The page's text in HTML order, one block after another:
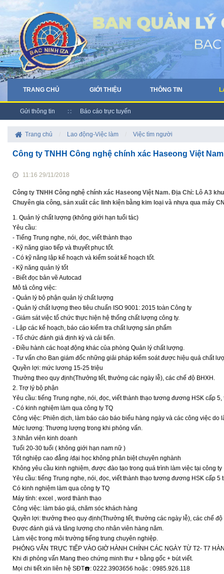
TRANG CHỦ GIỚI THIỆU THÔNG TIN
Gửi thông tin Báo cáo trực tuyến
Trang chủ Lao động-Việc làm Việc tìm người
Công ty TNHH Công nghệ chính xác Haseong Việt
11:16 29/11/2018
Công ty TNHH Công nghệ chính xác Haseong Việt Nam. Địa Chỉ: Lô A3
Chuyên gia công, sản xuất các linh kiện bằng kim loại và nhựa qua máy
1. Quản lý chất lượng (không giới hạn tuổi tác)
Yêu cầu:
- Tiếng Trung nghe, nói, đọc, viết thành thạo
- Kỹ năng giao tiếp và thuyết phục tốt.
- Có kỹ năng lập kế hoạch và kiểm soát kế hoạch tốt.
- Kỹ năng quản lý tốt
- Biết đọc bản vẽ Autocad
Mô tả công việc:
- Quản lý bộ phận quản lý chất lượng
- Quản lý chất lượng theo tiêu chuẩn ISO 9001: 2015 toàn Công ty
- Giám sát việc tổ chức thực hiện hệ thống chất lượng công ty.
- Lập các kế hoạch, báo cáo kiểm tra chất lượng sản phẩm
- Tổ chức đánh giá định kỳ và cải tiến.
- Điều hành các hoạt động khác của phòng Quản lý chất lượng.
- Tư vấn cho Ban giám đốc những giải pháp kiểm soát được hiệu quả chất
Quyền lợi: mức lương 15-25 triệu
Thưởng theo quy định(Thưởng tết, thưởng các ngày lễ), các chế độ BHXH.
2. Trợ lý bộ phận
Yêu cầu: tiếng Trung nghe, nói, đọc, viết thành thạo tương đương HSK cấp
- Có kinh nghiệm làm qua công ty TQ
Công việc: Phiên dịch, làm báo cáo báo biểu hàng ngày và các công việc do
Mức lương: Thương lượng trong khi phỏng vấn.
3.Nhân viên kinh doanh
Tuổi 20-30 tuổi ( không giới hạn nam nữ )
Tốt nghiệp cao đẳng /đại học không phân biệt chuyên nghành
Không yêu cầu kinh nghiệm, được đào tạo trong quá trình làm việc tại công ty
Yêu cầu: tiếng Trung nghe, nói, đọc, viết thành thạo tương đương HSK cấp
Có kinh nghiệm làm qua công ty TQ
Máy tính: excel , word thành thạo
Công việc: làm báo giá, chăm sóc khách hàng
Quyền lợi: thưởng theo quy định(Thưởng tết, thưởng các ngày lễ), các chế độ
Được đánh giá và tăng lương cho nhân viên hàng năm.
Làm việc trong môi trường tiếng trung chuyên nghiệp.
PHỎNG VẤN TRỰC TIẾP VÀO GIỜ HÀNH CHÍNH CÁC NGÀY TỪ T2- T7
Khi đi phỏng vấn Mang theo chứng minh thư + bằng gốc + bút viết.
Mọi chi tiết xin liên hệ SĐT☎️: 0222.3903656 hoặc : 0985.926.118